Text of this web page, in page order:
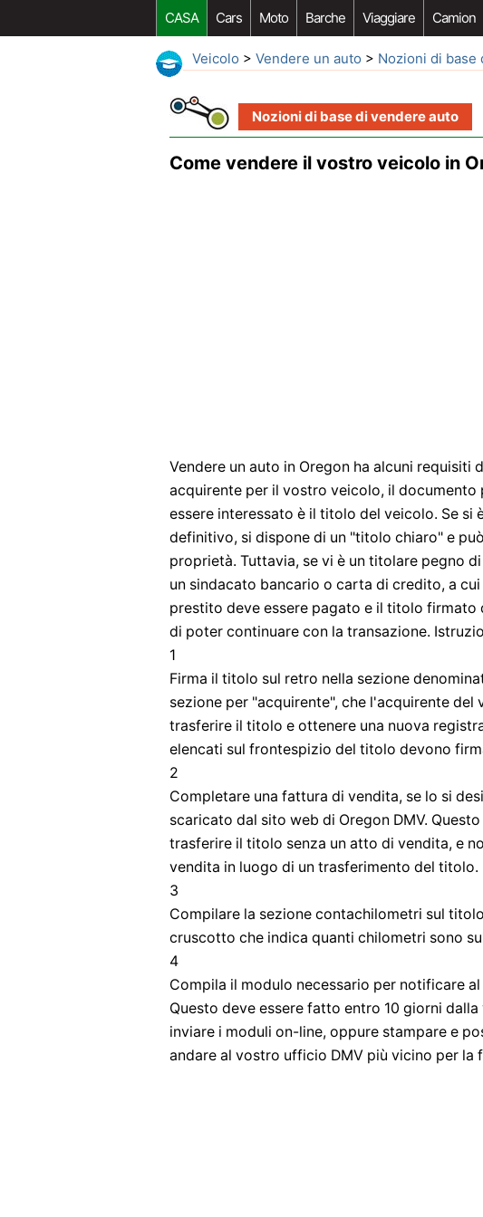
CASA Cars Moto Barche Viaggiare Camion
Veicolo > Vendere un auto > Nozioni di base
Nozioni di base di vendere auto
Come vendere il vostro veicolo in
Vendere un auto in Oregon ha alcuni requisiti
acquirente per il vostro veicolo, il documento
essere interessato è il titolo del veicolo. Se
definitivo, si dispone di un "titolo chiaro" e
proprietà. Tuttavia, se vi è un titolare pegno
un sindacato bancario o carta di credito, a
prestito deve essere pagato e il titolo
di poter continuare con la transazione.
1
Firma il titolo sul retro nella sezione
sezione per "acquirente", che l'acquirente
trasferire il titolo e ottenere una nuova
elencati sul frontespizio del titolo devono
2
Completare una fattura di vendita, se lo si
scaricato dal sito web di Oregon DMV.
trasferire il titolo senza un atto di vendita, e
vendita in luogo di un trasferimento del titolo.
3
Compilare la sezione contachilometri sul
cruscotto che indica quanti chilometri sono
4
Compila il modulo necessario per notificare
Questo deve essere fatto entro 10 giorni
inviare i moduli on-line, oppure stampare e
andare al vostro ufficio DMV più vicino per la